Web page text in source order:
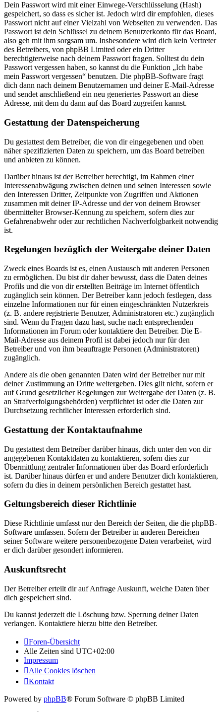
Dein Passwort wird mit einer Einwege-Verschlüsselung (Hash)
gespeichert, so dass es sicher ist. Jedoch wird dir empfohlen, dieses
Passwort nicht auf einer Vielzahl von Webseiten zu verwenden. Das
Passwort ist dein Schlüssel zu deinem Benutzerkonto für das Board,
also geh mit ihm sorgsam um. Insbesondere wird dich kein Vertreter
des Betreibers, von phpBB Limited oder ein Dritter
berechtigterweise nach deinem Passwort fragen. Solltest du dein
Passwort vergessen haben, so kannst du die Funktion „Ich habe
mein Passwort vergessen“ benutzen. Die phpBB-Software fragt
dich dann nach deinem Benutzernamen und deiner E-Mail-Adresse
und sendet anschließend ein neu generiertes Passwort an diese
Adresse, mit dem du dann auf das Board zugreifen kannst.
Gestattung der Datenspeicherung
Du gestattest dem Betreiber, die von dir eingegebenen und oben
näher spezifizierten Daten zu speichern, um das Board betreiben
und anbieten zu können.
Darüber hinaus ist der Betreiber berechtigt, im Rahmen einer
Interessenabwägung zwischen deinen und seinen Interessen sowie
den Interessen Dritter, Zeitpunkte von Zugriffen und Aktionen
zusammen mit deiner IP-Adresse und der von deinem Browser
übermittelter Browser-Kennung zu speichern, sofern dies zur
Gefahrenabwehr oder zur rechtlichen Nachverfolgbarkeit notwendig
ist.
Regelungen bezüglich der Weitergabe deiner Daten
Zweck eines Boards ist es, einen Austausch mit anderen Personen
zu ermöglichen. Du bist dir daher bewusst, dass die Daten deines
Profils und die von dir erstellten Beiträge im Internet öffentlich
zugänglich sein können. Der Betreiber kann jedoch festlegen, dass
einzelne Informationen nur für einen eingeschränkten Nutzerkreis
(z. B. andere registrierte Benutzer, Administratoren etc.) zugänglich
sind. Wenn du Fragen dazu hast, suche nach entsprechenden
Informationen im Forum oder kontaktiere den Betreiber. Die E-
Mail-Adresse aus deinem Profil ist dabei jedoch nur für den
Betreiber und von ihm beauftragte Personen (Administratoren)
zugänglich.
Andere als die oben genannten Daten wird der Betreiber nur mit
deiner Zustimmung an Dritte weitergeben. Dies gilt nicht, sofern er
auf Grund gesetzlicher Regelungen zur Weitergabe der Daten (z. B.
an Strafverfolgungsbehörden) verpflichtet ist oder die Daten zur
Durchsetzung rechtlicher Interessen erforderlich sind.
Gestattung der Kontaktaufnahme
Du gestattest dem Betreiber darüber hinaus, dich unter den von dir
angegebenen Kontaktdaten zu kontaktieren, sofern dies zur
Übermittlung zentraler Informationen über das Board erforderlich
ist. Darüber hinaus dürfen er und andere Benutzer dich kontaktieren,
sofern du dies in deinem persönlichen Bereich gestattet hast.
Geltungsbereich dieser Richtlinie
Diese Richtlinie umfasst nur den Bereich der Seiten, die die phpBB-
Software umfassen. Sofern der Betreiber in anderen Bereichen
seiner Software weitere personenbezogene Daten verarbeitet, wird
er dich darüber gesondert informieren.
Auskunftsrecht
Der Betreiber erteilt dir auf Anfrage Auskunft, welche Daten über
dich gespeichert sind.
Du kannst jederzeit die Löschung bzw. Sperrung deiner Daten
verlangen. Kontaktiere hierzu bitte den Betreiber.
Foren-Übersicht
Alle Zeiten sind UTC+02:00
Impressum
Alle Cookies löschen
Kontakt
Powered by phpBB® Forum Software © phpBB Limited